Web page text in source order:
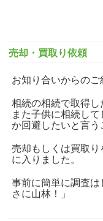
売却・買取り依頼
お知り合いからのご
相続の相続で取得し
また子供に相続し
か回避したいと言う
売却もしくは買取
に入りました。
事前に簡単に調査は
さに山林！」